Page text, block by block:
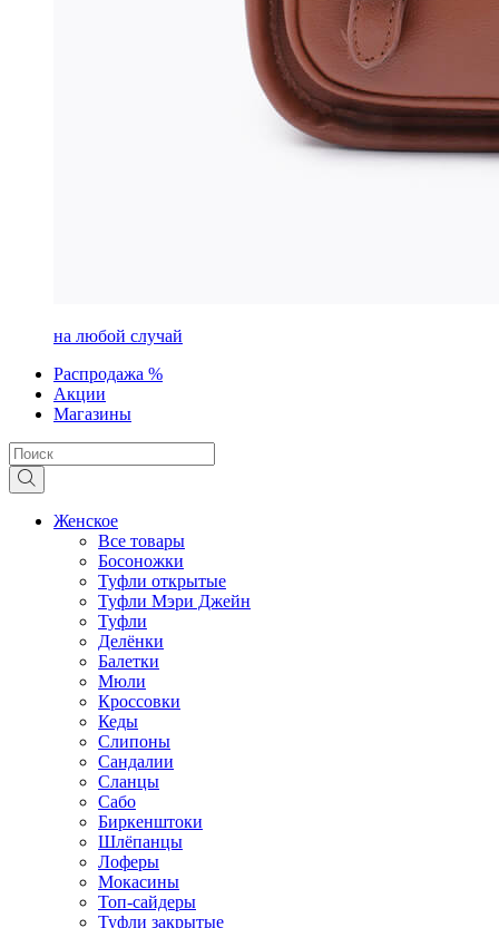
на любой случай
Распродажа %
Акции
Магазины
Женское
Все товары
Босоножки
Туфли открытые
Туфли Мэри Джейн
Туфли
Делёнки
Балетки
Мюли
Кроссовки
Кеды
Слипоны
Сандалии
Сланцы
Сабо
Биркенштоки
Шлёпанцы
Лоферы
Мокасины
Топ-сайдеры
Туфли закрытые